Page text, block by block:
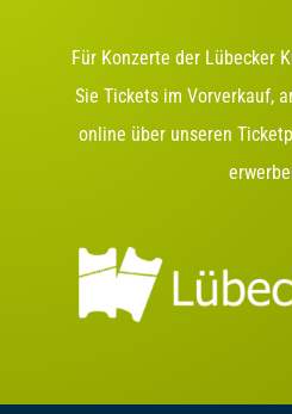
Für Konzerte der Lübecker
Sie Tickets im Vorverkauf,
online über unseren